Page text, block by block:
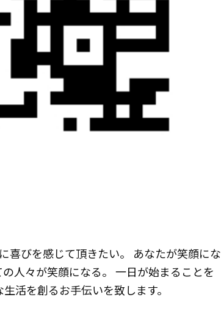
喜びを感じて頂きたい。 あなたが笑顔にな
人々が笑顔になる。 一日が始まることを
活を創るお手伝いを致します。